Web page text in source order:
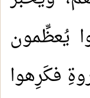
يُعظِّمون
فكَرِهوا